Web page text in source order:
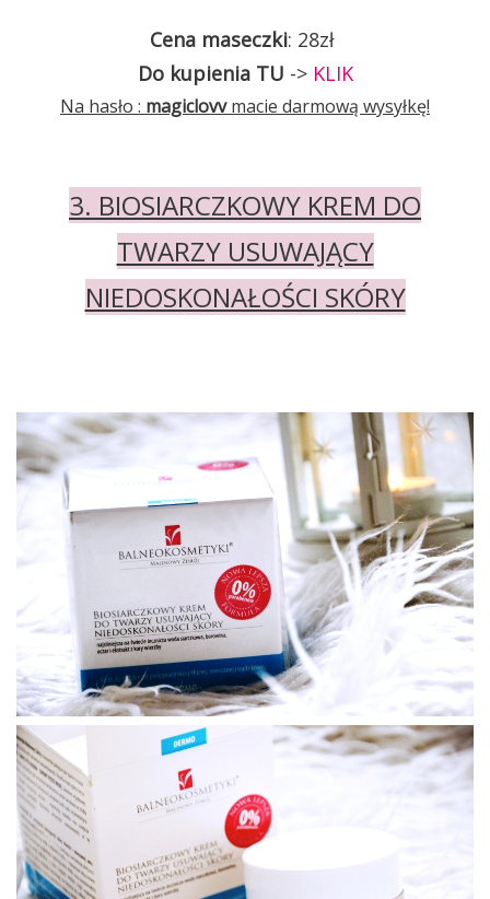
Cena maseczki: 28zł
Do kupienia TU -> KLIK
Na hasło : magiclovvmacie darmową wysyłkę!
3. BIOSIARCZKOWY KREM DO
TWARZY USUWAJĄCY
NIEDOSKONAŁOŚCI SKÓRY